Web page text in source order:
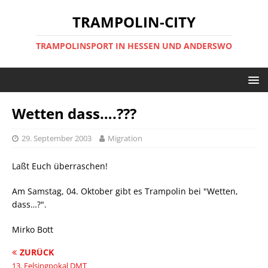
TRAMPOLIN-CITY
TRAMPOLINSPORT IN HESSEN UND ANDERSWO
Wetten dass….???
29. September 2003 Migration
Laßt Euch überraschen!
Am Samstag, 04. Oktober gibt es Trampolin bei "Wetten,
dass…?".
Mirko Bott
ZURÜCK
13. Felsingpokal DMT